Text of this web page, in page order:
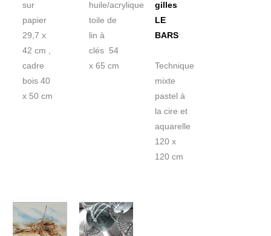
sur
papier
29,7 x
42 cm ,
cadre
bois 40
x 50 cm
huile/acrylique
toile de
lin à
clés 54
x 65 cm
gilles
LE
BARS
Technique
mixte
pastel à
la cire et
aquarelle
120 x
120 cm